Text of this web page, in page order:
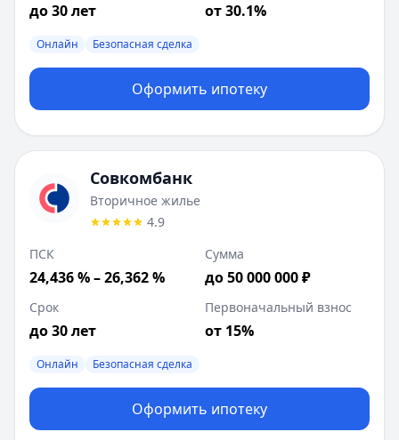
до 30 лет от 30.1%
Онлайн Безопасная сделка
Оформить ипотеку
Совкомбанк
Вторичное жилье
4.9
ПСК
24,436 % – 26,362 %
Сумма
до 50 000 000 ₽
Срок
до 30 лет
Первоначальный взнос
от 15%
Онлайн Безопасная сделка
Оформить ипотеку